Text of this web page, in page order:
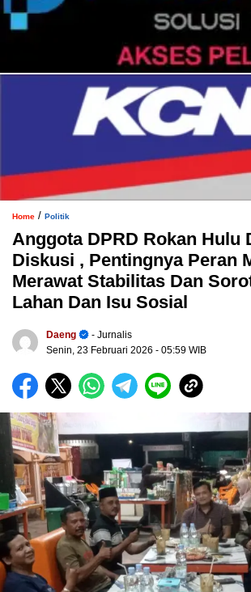
Home / Politik
Anggota DPRD Rokan Hulu
Diskusi , Pentingnya Peran
Merawat Stabilitas Dan
Lahan Dan Isu Sosial
Daeng
- Jurnalis
Senin, 23 Februari 2026 - 05:59 WIB